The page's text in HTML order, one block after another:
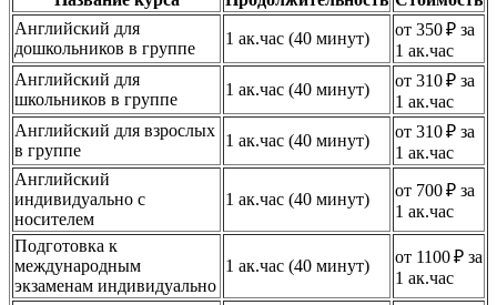
Английский для
дошкольников в группе
1 ак.час (40 минут)
от 350 ₽ за
1 ак.час
Английский для
школьников в группе
1 ак.час (40 минут)
от 310 ₽ за
1 ак.час
Английский для взрослых
в группе
1 ак.час (40 минут)
от 310 ₽ за
1 ак.час
Английский
индивидуально с
носителем
1 ак.час (40 минут)
от 700 ₽ за
1 ак.час
Подготовка к
международным
экзаменам индивидуально
1 ак.час (40 минут)
от 1100 ₽ за
1 ак.час